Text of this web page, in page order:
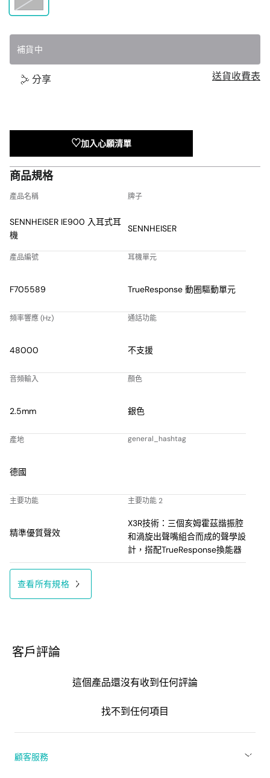
色
1
補貨中
分享 送貨收費表
加入心願清單
商品規格
產品名稱
SENNHEISER IE900 入耳式耳
機
牌子
SENNHEISER
產品編號
F705589
耳機單元
TrueResponse 動圈驅動單元
頻率響應 (Hz)
48000
通話功能
不支援
音頻輸入
2.5mm
顏色
銀色
產地
德國
general_hashtag
主要功能
精準優質聲效
主要功能 2
X3R技術：三個亥姆霍茲諧振腔
和渦旋出聲嘴組合而成的聲學設
計，搭配TrueResponse換能器
查看所有規格
客戶評論
這個產品還沒有收到任何評論
找不到任何項目
顧客服務